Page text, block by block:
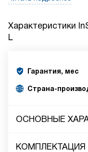
Характеристики
L
Гарантия, мес
Страна-
ОСНОВНЫЕ
КОМПЛЕКТАЦИЯ